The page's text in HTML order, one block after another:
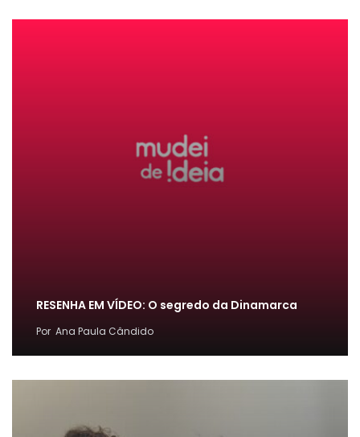
RESENHA EM VÍDEO: O segredo da Dinamarca
Por Ana Paula Cândido